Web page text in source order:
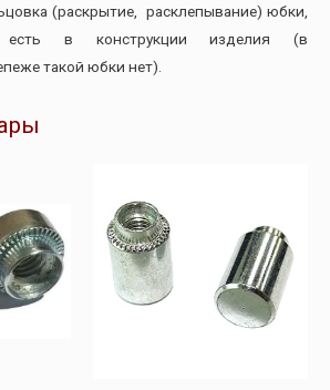
(раскрытие, расклепывание) юбки,
есть в конструкции изделия (в
такой юбки нет).